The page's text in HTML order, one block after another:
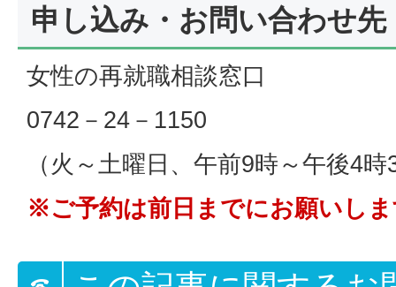
申し込み・お問い合わせ先
女性の再就職相談窓口
0742－24－1150
（火～土曜日、午前9時～午後4時
※ご予約は前日までにお願いし